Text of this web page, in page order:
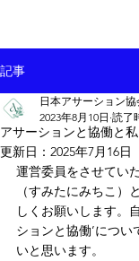
記事
アサーションと協働と私
日本アサーション協
2023年8月10日 読了
更新日： 2025年7月16日
運営委員をさせてい
（すみたにみちこ）
しくお願いします。
ションと協働’につ
いと思います。